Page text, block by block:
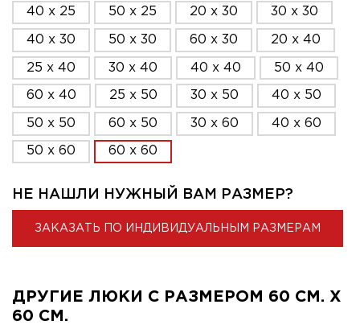
40 x 25 50 x 25 20 x 30 30 x 30
40 x 30 50 x 30 60 x 30 20 x 40
25 x 40 30 x 40 40 x 40 50 x 40
60 x 40 25 x 50 30 x 50 40 x 50
50 x 50 60 x 50 30 x 60 40 x 60
50 x 60 60 x 60
НЕ НАШЛИ НУЖНЫЙ ВАМ РАЗМЕР?
ЗАКАЗАТЬ ПО ИНДИВИДУАЛЬНЫМ РАЗМЕРАМ
ДРУГИЕ ЛЮКИ С РАЗМЕРОМ 60 СМ. X
60 СМ.